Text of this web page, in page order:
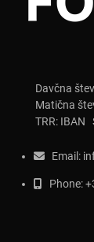
Davčna
Matična
TRR: IBAN
Email:
Phone: